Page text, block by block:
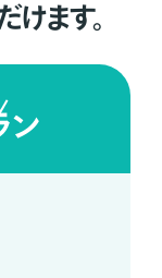
ます。
ン